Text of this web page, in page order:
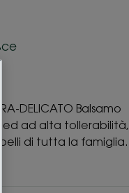
DELICATO Balsamo
ed ad alta tollerabilità,
di tutta la famiglia.